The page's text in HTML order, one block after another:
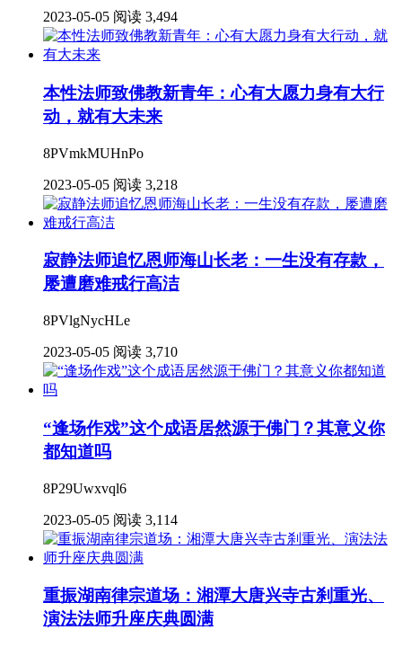
2023-05-05 阅读 3,494
本性法师致佛教新青年：心有大愿力身有大行
动，就有大未来
8PVmkMUHnPo
2023-05-05 阅读 3,218
寂静法师追忆恩师海山长老：一生没有存款，
屡遭磨难戒行高洁
8PVlgNycHLe
2023-05-05 阅读 3,710
“逢场作戏”这个成语居然源于佛门？其意义你
都知道吗
8P29Uwxvql6
2023-05-05 阅读 3,114
重振湖南律宗道场：湘潭大唐兴寺古刹重光、
演法法师升座庆典圆满